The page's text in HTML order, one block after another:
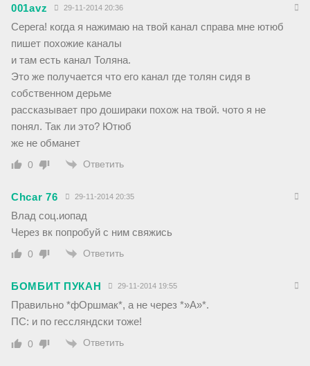
001avz 29-11-2014 20:36
Серега! когда я нажимаю на твой канал справа мне ютюб
пишет похожие каналы
и там есть канал Толяна.
Это же получается что его канал где толян сидя в
собственном дерьме
рассказывает про дошираки похож на твой. чото я не
понял. Так ли это? Ютюб
же не обманет
0 Ответить
Chcar 76 29-11-2014 20:35
Влад соц.иопад
Через вк попробуй с ним свяжись
0 Ответить
БОМБИТ ПУКАН 29-11-2014 19:55
Правильно *фОршмак*, а не через *»А»*.
ПС: и по гессляндски тоже!
0 Ответить